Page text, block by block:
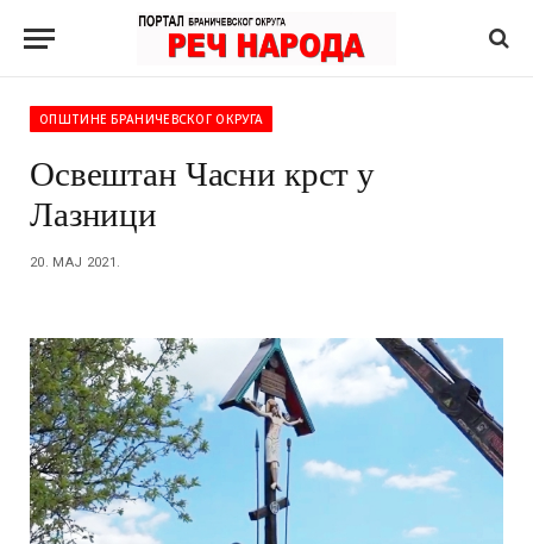
ОПШТИНЕ БРАНИЧЕВСКОГ ОКРУГА
Освештан Часни крст у
Лазници
20. МАЈ 2021.